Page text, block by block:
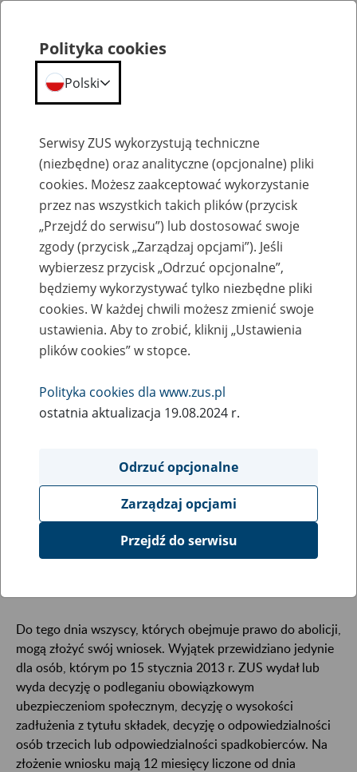
Aktualności
Tylko trzy miesiące na wniosek o abolicję
27
Samozatrudnieni, którzy od stycznia 1999 r. do
lutego 2009 r. zalegali z opłacaniem składek, mają
jeszcze trzy miesiące na złożenie wniosku o ich
umorzenie. Czas nagli, termin upływa już 15
Do tego dnia wszyscy, których obejmuje prawo do abolicji,
mogą złożyć swój wniosek. Wyjątek przewidziano jedynie
dla osób, którym po 15 stycznia 2013 r. ZUS wydał lub
wyda decyzję o podleganiu obowiązkowym
ubezpieczeniom społecznym, decyzję o wysokości
zadłużenia z tytułu składek, decyzję o odpowiedzialności
osób trzecich lub odpowiedzialności spadkobierców. Na
złożenie wniosku mają 12 miesięcy liczone od dnia
Polityka cookies
Polski
Serwisy ZUS wykorzystują techniczne
(niezbędne) oraz analityczne (opcjonalne) pliki
cookies. Możesz zaakceptować wykorzystanie
przez nas wszystkich takich plików (przycisk
„Przejdź do serwisu”) lub dostosować swoje
zgody (przycisk „Zarządzaj opcjami”). Jeśli
wybierzesz przycisk „Odrzuć opcjonalne”,
będziemy wykorzystywać tylko niezbędne pliki
cookies. W każdej chwili możesz zmienić swoje
ustawienia. Aby to zrobić, kliknij „Ustawienia
plików cookies” w stopce.
Polityka cookies dla www.zus.pl
ostatnia aktualizacja 19.08.2024 r.
Odrzuć opcjonalne
Zarządzaj opcjami
Przejdź do serwisu